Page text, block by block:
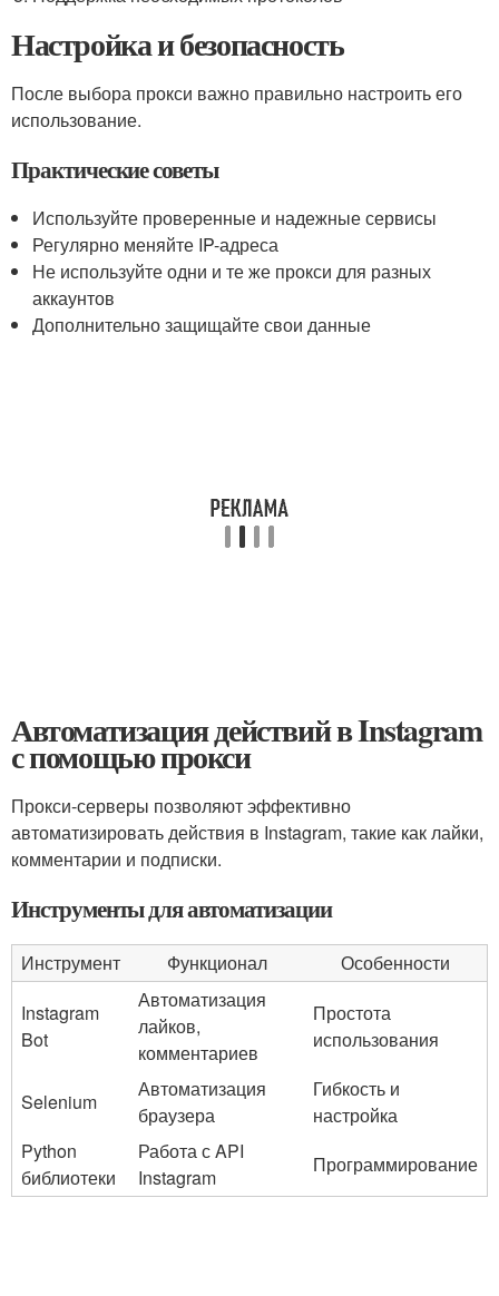
Настройка и безопасность
После выбора прокси важно правильно настроить его
использование.
Практические советы
Используйте проверенные и надежные сервисы
Регулярно меняйте IP-адреса
Не используйте одни и те же прокси для разных
аккаунтов
Дополнительно защищайте свои данные
Автоматизация действий в Instagram
с помощью прокси
Прокси-серверы позволяют эффективно
автоматизировать действия в Instagram, такие как лайки,
комментарии и подписки.
Инструменты для автоматизации
Инструмент Функционал
Особенности
Instagram
Bot
Автоматизация
лайков,
комментариев
Простота
использования
Selenium
Автоматизация
браузера
Гибкость и
настройка
Python
библиотеки
Работа с API
Instagram
Программирование